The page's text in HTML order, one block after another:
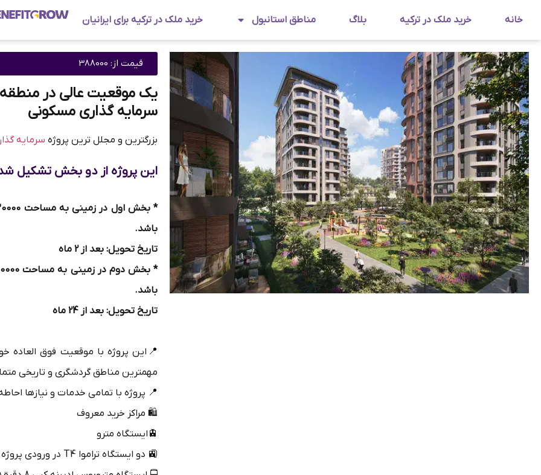
خانه خرید ملک در ترکیه بلاگ مناطق استانبول خرید ملک در ترکیه برای ایرانیان
قیمت از: 388000
یک موقعیت عالی در
سرمایه گذاری مسکونی
بزرگترین و مجلل ترین پروژه سرمایه
این پروژه از دو بخش تشکیل
باشد.
تاریخ تحویل: بعد از 2 ماه
باشد.
تاریخ تحویل: بعد از 24 ماه
📍این پروژه با موقعیت فوق العاده
مهمترین مناطق گردشگری و تاریخی
📍 پروژه با تمامی خدمات و نیازها
🛍️ مراکز خرید معروف
🚊ایستگاه مترو
🚉 دو ایستگاه تراموا T4 در ورودی پروژه